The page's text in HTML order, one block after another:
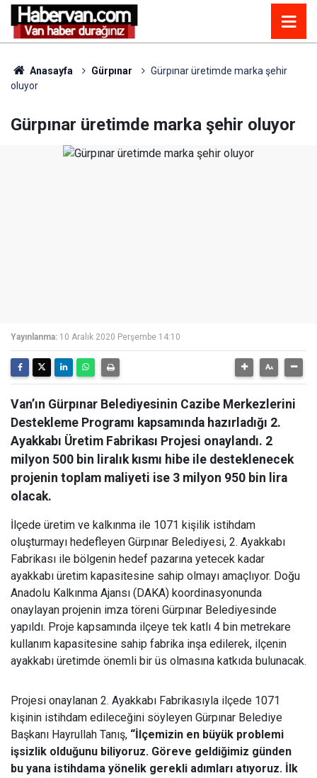
Anasayfa Gürpınar
Gürpınar üretimde marka şehir
oluyor
Gürpınar üretimde marka şehir oluyor
Yayınlanma: 10 Aralık 2020 Perşembe 14:10
Van’ın Gürpınar Belediyesinin Cazibe Merkezlerini
Destekleme Programı kapsamında hazırladığı 2.
Ayakkabı Üretim Fabrikası Projesi onaylandı. 2
milyon 500 bin liralık kısmı hibe ile desteklenecek
projenin toplam maliyeti ise 3 milyon 950 bin lira
olacak.
İlçede üretim ve kalkınma ile 1071 kişilik istihdam
oluşturmayı hedefleyen Gürpınar Belediyesi, 2. Ayakkabı
Fabrikası ile bölgenin hedef pazarına yetecek kadar
ayakkabı üretim kapasitesine sahip olmayı amaçlıyor. Doğu
Anadolu Kalkınma Ajansı (DAKA) koordinasyonunda
onaylayan projenin imza töreni Gürpınar Belediyesinde
yapıldı. Proje kapsamında ilçeye tek katlı 4 bin metrekare
kullanım kapasitesine sahip fabrika inşa edilerek, ilçenin
ayakkabı üretimde önemli bir üs olmasına katkıda bulunacak.
Projesi onaylanan 2. Ayakkabı Fabrikasıyla ilçede 1071
kişinin istihdam edileceğini söyleyen Gürpınar Belediye
Başkanı Hayrullah Tanış, “İlçemizin en büyük problemi
işsizlik olduğunu biliyoruz. Göreve geldiğimiz günden
bu yana istihdama yönelik gerekli adımları atıyoruz. İlk